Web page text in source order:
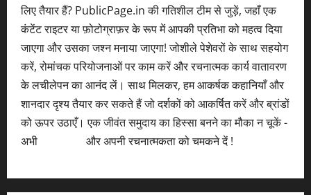
लिए तैयार हैं? PublicPage.in की गतिशील टीम से जुड़ें, जहाँ एक
कंटेंट राइटर या फ़ोटोग्राफ़र के रूप में आपकी प्रतिभा को महत्व दिया
जाएगा और उसका जश्न मनाया जाएगा! जोशीले पेशेवरों के साथ सहयोग
करें, रोमांचक परियोजनाओं पर काम करें और रचनात्मक कार्य वातावरण
के लचीलेपन का आनंद लें। साथ मिलकर, हम आकर्षक कहानियाँ और
शानदार दृश्य तैयार कर सकते हैं जो दर्शकों को आकर्षित करें और ब्रांडों
को ऊपर उठाएँ। एक जीवंत समुदाय का हिस्सा बनने का मौका न चूकें -
अभी
और अपनी रचनात्मकता को चमकने दें !